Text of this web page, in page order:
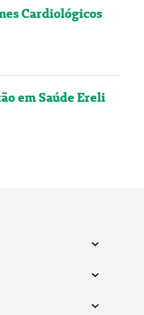
Cardiológicos
em Saúde Ereli